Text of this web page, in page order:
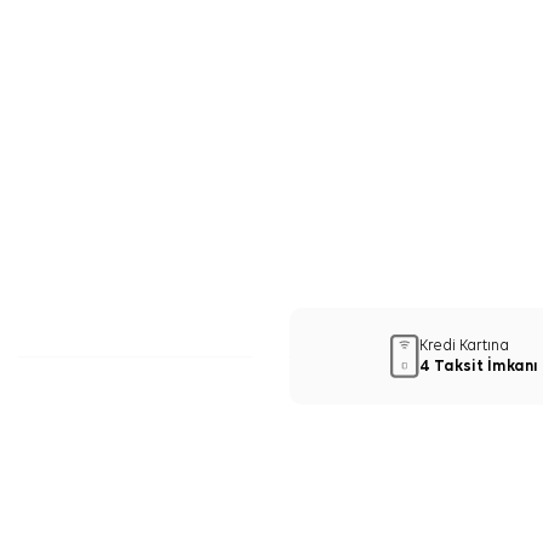
Kredi Kartına
4 Taksit İmkanı